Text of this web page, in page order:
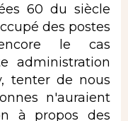
60 du siècle
des postes
le cas
administration
tenter de nous
n'auraient
à propos des